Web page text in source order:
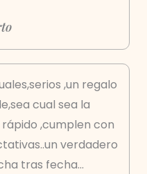
,un regalo
cual sea la
,cumplen con
verdadero
tras fecha...